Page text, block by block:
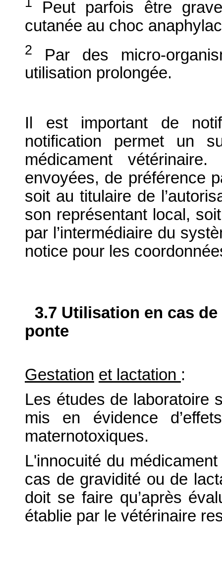
Peut parfois être
cutanée au choc
2
Par des micro-
utilisation prolongée.
Il est important de
notification permet un
médicament
envoyées, de préférence
soit au titulaire de
son représentant local,
par l’intermédiaire du
notice pour les
3.7 Utilisation en cas
ponte
Gestation et lactation :
Les études de laboratoire
mis en évidence
maternotoxiques.
L'innocuité du
cas de gravidité ou de
doit se faire qu’après
établie par le vétérinaire